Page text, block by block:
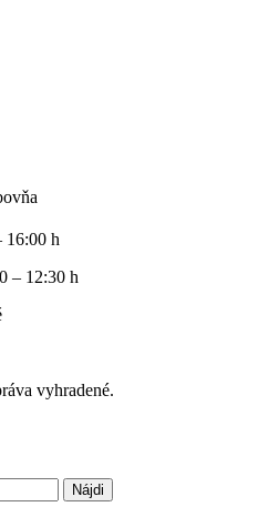
16:00 h
– 12:30 h
vyhradené.